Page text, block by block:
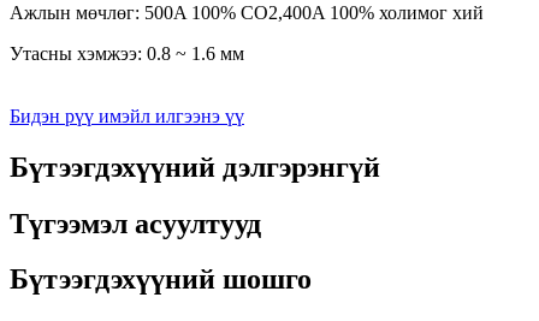
Ажлын мөчлөг: 500A 100% CO2,400A 100% холимог хий
Утасны хэмжээ: 0.8 ~ 1.6 мм
Бидэн рүү имэйл илгээнэ үү
Бүтээгдэхүүний дэлгэрэнгүй
Түгээмэл асуултууд
Бүтээгдэхүүний шошго